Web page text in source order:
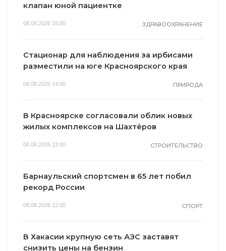
клапан юной пациентке
08.08.2026 15:00 ЗДРАВООХРАНЕНИЕ
Стационар для наблюдения за ирбисами
разместили на юге Красноярского края
08.08.2026 14:00 ПРИРОДА
В Красноярске согласовали облик новых
жилых комплексов на Шахтёров
08.08.2026 13:00 СТРОИТЕЛЬСТВО
Барнаульский спортсмен в 65 лет побил
рекорд России
08.08.2026 12:00 СПОРТ
В Хакасии крупную сеть АЗС заставят
снизить цены на бензин